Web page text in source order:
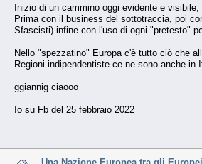
Inizio di un cammino oggi evidente e
Prima con il business del sottotraccia, poi
Sfascisti) infine con l'uso di ogni "pretesto"
Nello "spezzatino" Europa c'è tutto ciò che
Regioni indipendentiste ce ne sono anche in
ggiannig ciaooo
Io su Fb del 25 febbraio 2022